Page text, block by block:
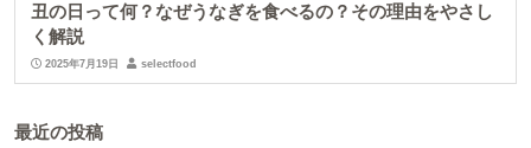
丑の日って何？なぜうなぎを食べるの？その理由をやさし
く解説
2025年7月19日 selectfood
最近の投稿